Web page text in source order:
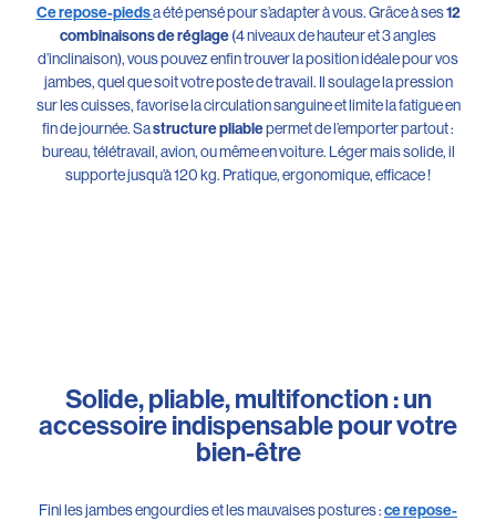
Ce repose-piedsa été pensé pour s’adapter à vous. Grâce à ses12
combinaisons de réglage(4 niveaux de hauteur et 3 angles
d’inclinaison), vous pouvez enfin trouver la position idéale pour vos
jambes, quel que soit votre poste de travail. Il soulage la pression
sur les cuisses, favorise la circulation sanguine et limite la fatigue en
fin de journée. Sastructure pliablepermet de l’emporter partout :
bureau, télétravail, avion, ou même en voiture. Léger mais solide, il
supporte jusqu’à 120 kg. Pratique, ergonomique, efficace !
Solide, pliable, multifonction : un
accessoire indispensable pour votre
bien-être
Fini les jambes engourdies et les mauvaises postures :ce repose-